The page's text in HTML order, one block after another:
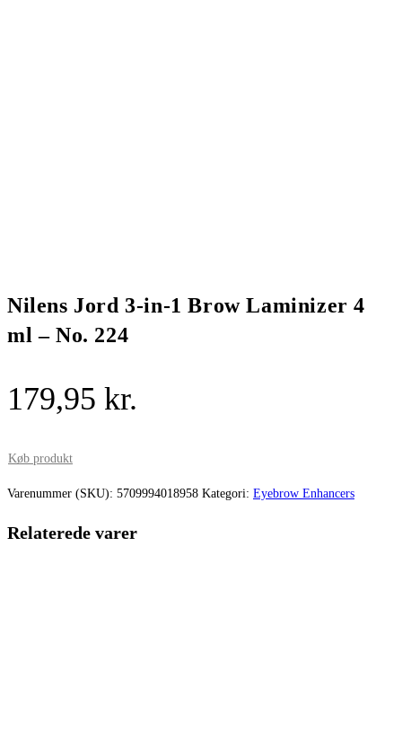
Nilens Jord 3-in-1 Brow Laminizer 4
ml – No. 224
179,95 kr.
Køb produkt
Varenummer (SKU): 5709994018958 Kategori: Eyebrow Enhancers
Relaterede varer